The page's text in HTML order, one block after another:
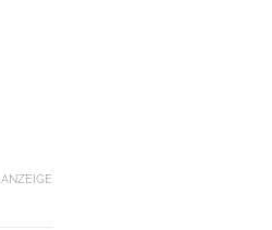
ANZEIGE